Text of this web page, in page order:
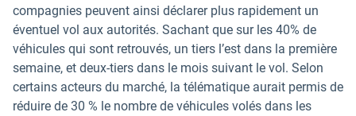
compagnies peuvent ainsi déclarer plus rapidement un
éventuel vol aux autorités. Sachant que sur les 40% de
véhicules qui sont retrouvés, un tiers l’est dans la première
semaine, et deux-tiers dans le mois suivant le vol. Selon
certains acteurs du marché, la télématique aurait permis de
réduire de 30 % le nombre de véhicules volés dans les